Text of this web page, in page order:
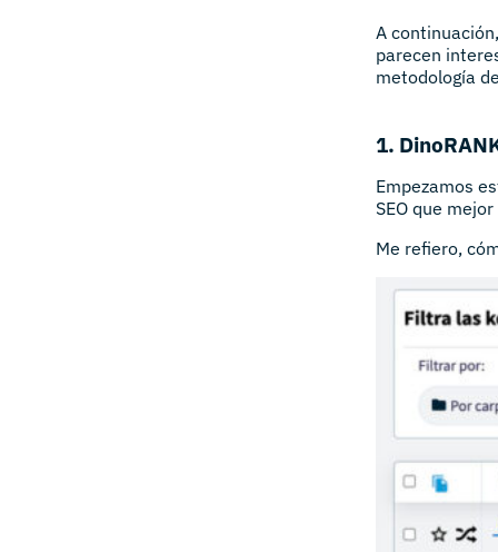
A
parecen
metodología
1.
Empezamos
SEO que
Me refiero,